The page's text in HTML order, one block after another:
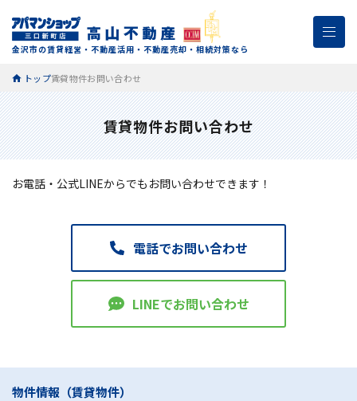
金沢市の賃貸経営・不動産活用・不動産売却・相続対策なら
トップ賃貸物件お問い合わせ
賃貸物件お問い合わせ
お電話・公式LINEからでもお問い合わせできます！
電話でお問い合わせ
LINEでお問い合わせ
物件情報（賃貸物件）